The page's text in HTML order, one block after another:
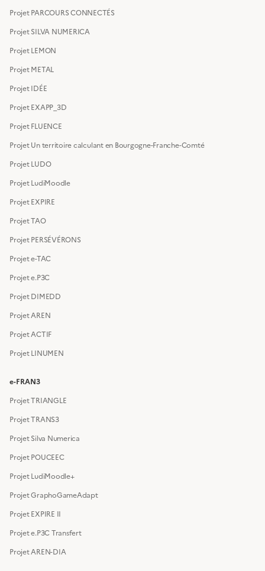
Projet PARCOURS CONNECTÉS
Projet SILVA NUMERICA
Projet LEMON
Projet METAL
Projet IDÉE
Projet EXAPP_3D
Projet FLUENCE
Projet Un territoire calculant en Bourgogne-Franche-Comté
Projet LUDO
Projet LudiMoodle
Projet EXPIRE
Projet TAO
Projet PERSÉVÉRONS
Projet e-TAC
Projet e.P3C
Projet DIMEDD
Projet AREN
Projet ACTIF
Projet LINUMEN
e-FRAN3
Projet TRIANGLE
Projet TRANS3
Projet Silva Numerica
Projet POUCEEC
Projet LudiMoodle+
Projet GraphoGameAdapt
Projet EXPIRE II
Projet e.P3C Transfert
Projet AREN-DIA